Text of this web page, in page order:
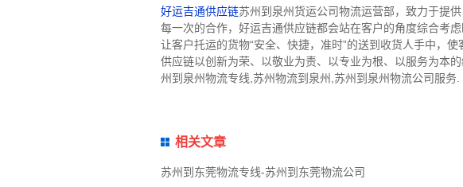
好运吉通供应链苏州到泉州货运公司物流运营部，致力于提
每一次的合作，好运吉通供应链都会站在客户的角度综合考
让客户托运的货物“安全、快捷，准时”的送到收货人手中，
供应链以创新为荣、以敬业为责、以专业为根、以服务为本
州到泉州物流专线,苏州物流到泉州,苏州到泉州物流公司服务.
相关文章
苏州到东莞物流专线-苏州到东莞物流公司